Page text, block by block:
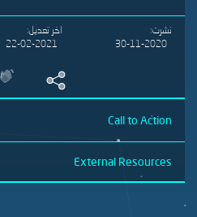
نشرت
30-11-2020
اخر تعديل
22-02-2021
Call to Action
External Resources